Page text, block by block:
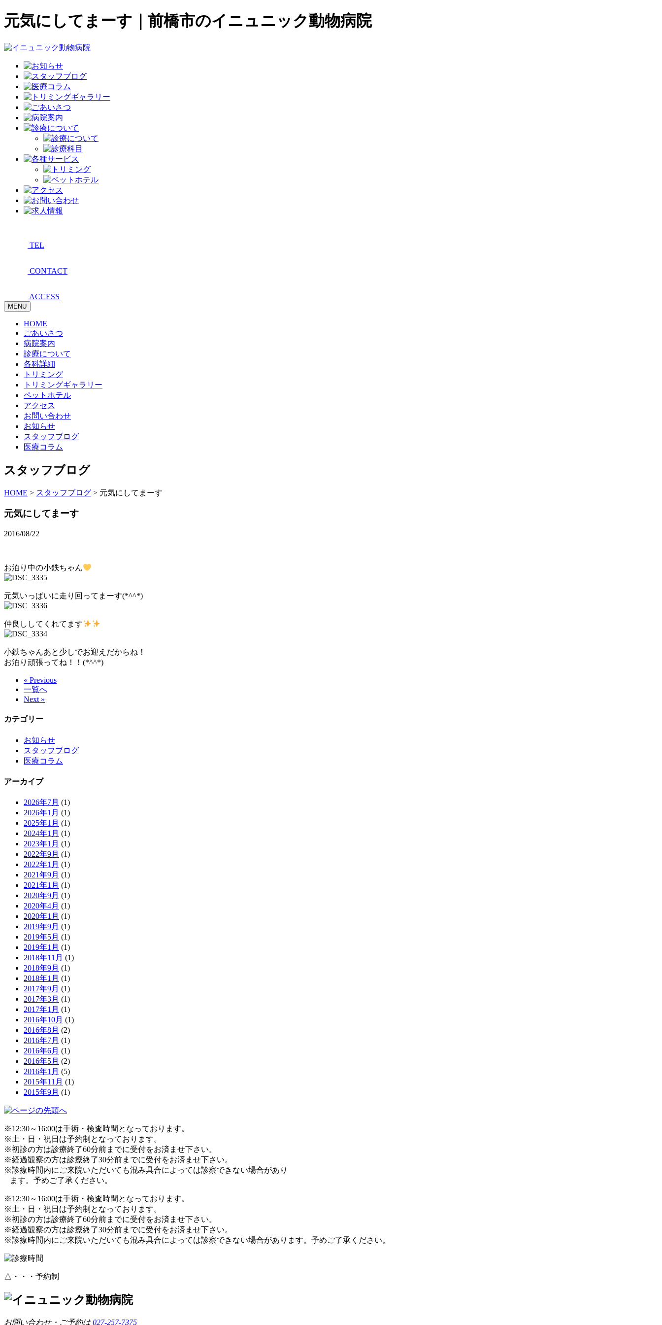
元気にしてまーす｜前橋市のイニュニック動物病院
TEL
CONTACT
ACCESS
MENU
HOME
ごあいさつ
病院案内
診療について
各科詳細
トリミング
トリミングギャラリー
ペットホテル
アクセス
お問い合わせ
お知らせ
スタッフブログ
医療コラム
スタッフブログ
HOME > スタッフブログ > 元気にしてまーす
元気にしてまーす
2016/08/22
お泊り中の小鉄ちゃん
元気いっぱいに走り回ってまーす(*^^*)
仲良ししてくれてます
小鉄ちゃんあと少しでお迎えだからね！
お泊り頑張ってね！！(*^^*)
« Previous
一覧へ
Next »
カテゴリー
お知らせ
スタッフブログ
医療コラム
アーカイブ
2026年7月 (1)
2026年1月 (1)
2025年1月 (1)
2024年1月 (1)
2023年1月 (1)
2022年9月 (1)
2022年1月 (1)
2021年9月 (1)
2021年1月 (1)
2020年9月 (1)
2020年4月 (1)
2020年1月 (1)
2019年9月 (1)
2019年5月 (1)
2019年1月 (1)
2018年11月 (1)
2018年9月 (1)
2018年1月 (1)
2017年9月 (1)
2017年3月 (1)
2017年1月 (1)
2016年10月 (1)
2016年8月 (2)
2016年7月 (1)
2016年6月 (1)
2016年5月 (2)
2016年1月 (5)
2015年11月 (1)
2015年9月 (1)
※12:30～16:00は手術・検査時間となっております。
※土・日・祝日は予約制となっております。
※初診の方は診療終了60分前までに受付をお済ませ下さい。
※経過観察の方は診療終了30分前までに受付をお済ませ下さい。
※診療時間内にご来院いただいても混み具合によっては診察できない場合があり
ます。予めご了承ください。
※12:30～16:00は手術・検査時間となっております。
※土・日・祝日は予約制となっております。
※初診の方は診療終了60分前までに受付をお済ませ下さい。
※経過観察の方は診療終了30分前までに受付をお済ませ下さい。
※診療時間内にご来院いただいても混み具合によっては診察できない場合があります。予めご了承ください。
△・・・予約制
お問い合わせ・ご予約は027-257-7375